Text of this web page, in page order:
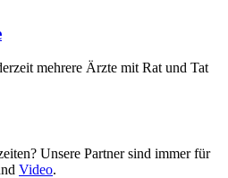
mehrere Ärzte mit Rat und Tat
Unsere Partner sind immer für
Video.